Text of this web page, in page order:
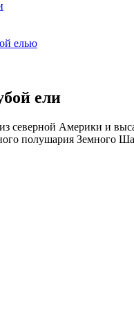
елью
ели
северной Америки и
полушария Земного